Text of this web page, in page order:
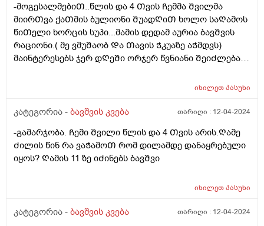
-მოგესალმებიᲗ..წლის და 4 Თვის Ჩემმა Შვილმა
მიირᲗვა ქაᲗმის ბულიონი ᲨუადᲦიᲗ ხოლო საᲦამოს
წიᲗელი ხორცის სუპი...მამის დედამ აურია ბავᲨვის
რაციონი.( მე ვმუᲨაობ Და Თავის Ჭკუაზე აᲭმდვს)
მაინტერესებს ჯერ დᲦეᲨი ორჯერ წვნიანი ᲨეიᲫლება?
ერᲗ დᲦეს არ ვნებს? Ღამე ვნახე მუცელზე წიᲗლად
რეაქცია. ᲦმერᲗმა იცის რამდენი რამ.აᲭამა Ჩემს
იხილეთპასუხი
კატეგორია - ბავშვის კვება თარიღი : 12-04-2024
-გამარჯობა. Ჩემი Შვილი წლის და 4 Თვის არის.Ღამე
Ძილის წინ რა ვაᲭამოᲗ რომ დილამდე დანაყრებული
იყოს? Ღამის 11 ზე იᲫინებს ბავᲨვი
იხილეთპასუხი
კატეგორია - ბავშვის კვება თარიღი : 12-04-2024